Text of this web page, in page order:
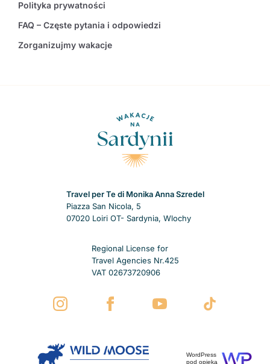
Polityka prywatności
FAQ – Częste pytania i odpowiedzi
Zorganizujmy wakacje
Travel per Te di Monika Anna Szredel
Piazza San Nicola, 5
07020 Loiri OT- Sardynia, Wlochy
Regional License for
Travel Agencies Nr.425
VAT 02673720906
WordPress
pod opieką